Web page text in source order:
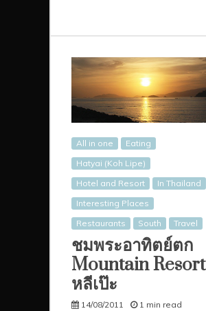
All in one
Eating
Hatyai (Koh Lipe)
Hotel and Resort
In Thailand
Interesting Places
Restaurants
South Travel
ชมพระอาทิตย์ตก
Mountain Resort
หลีเป๊ะ
14/08/2011
1 min read